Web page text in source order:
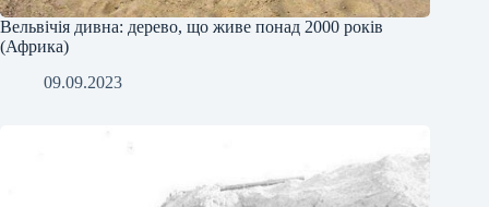
Вельвічія дивна: дерево, що живе понад 2000 років
(Африка)
09.09.2023